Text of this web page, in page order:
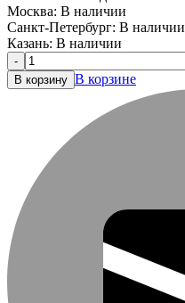
Москва: В наличии
Санкт-Петербург: В наличии
Казань: В наличии
-
В корзину В корзине